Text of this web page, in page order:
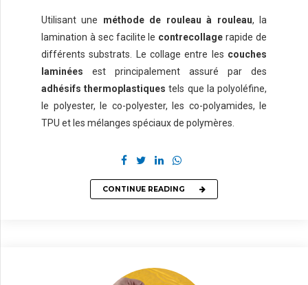
Utilisant une méthode de rouleau à rouleau, la
lamination à sec facilite le contrecollage rapide de
différents substrats. Le collage entre les couches
laminées est principalement assuré par des
adhésifs thermoplastiquestels que la polyoléfine,
le polyester, le co-polyester, les co-polyamides, le
TPU et les mélanges spéciaux de polymères.
CONTINUE READING